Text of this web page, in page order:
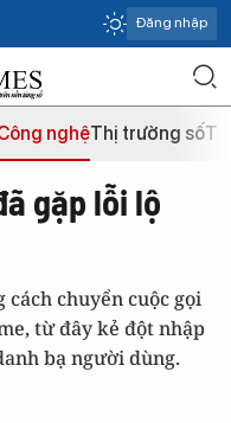
Đăng nhập
nghệThị trường số
gặp lỗi lộ
chuyển cuộc gọi
từ đây kẻ đột nhập
bạ người dùng.